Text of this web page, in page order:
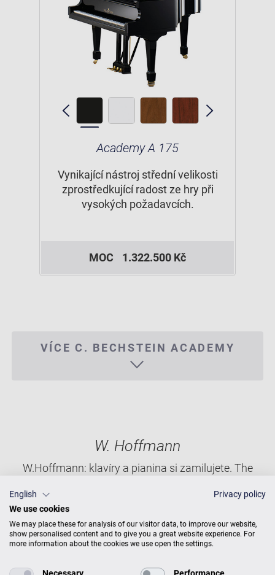
Academy A 175
Vynikající nástroj střední velikosti
zprostředkující radost ze hry při
vysokých požadavcích.
MOC 1.322.500 Kč
VÍCE C. BECHSTEIN ACADEMY
W. Hoffmann
W.Hoffmann: klavíry a pianina si zamilujete. The
W. HOFFMANN PROFESSIONAL
English
Privacy policy
We use cookies
We may place these for analysis of our visitor data, to improve our website,
show personalised content and to give you a great website experience. For
more information about the cookies we use open the settings.